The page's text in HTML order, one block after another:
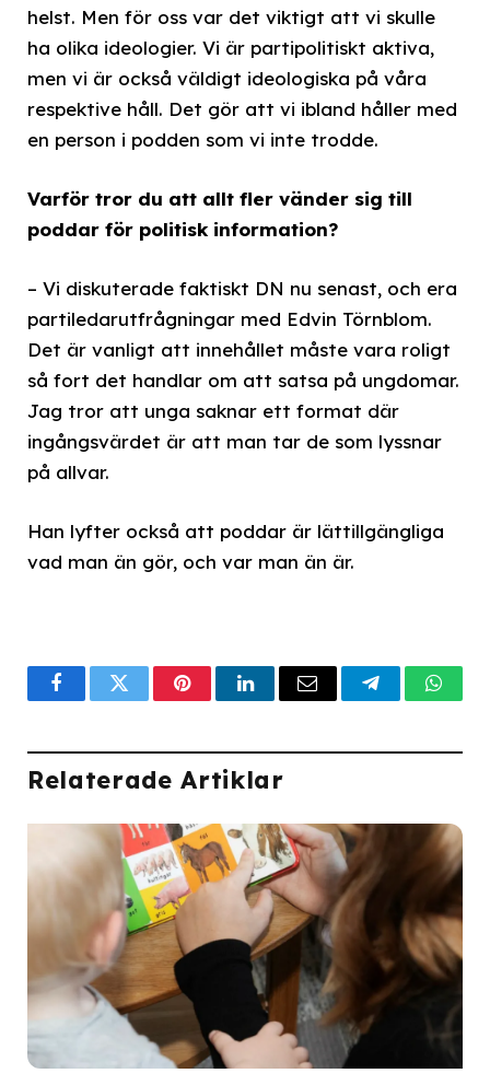
helst. Men för oss var det viktigt att vi skulle
ha olika ideologier. Vi är partipolitiskt aktiva,
men vi är också väldigt ideologiska på våra
respektive håll. Det gör att vi ibland håller med
en person i podden som vi inte trodde.
Varför tror du att allt fler vänder sig till
poddar för politisk information?
– Vi diskuterade faktiskt DN nu senast, och era
partiledarutfrågningar med Edvin Törnblom.
Det är vanligt att innehållet måste vara roligt
så fort det handlar om att satsa på ungdomar.
Jag tror att unga saknar ett format där
ingångsvärdet är att man tar de som lyssnar
på allvar.
Han lyfter också att poddar är lättillgängliga
vad man än gör, och var man än är.
FacebookTwitterPinterestLinkedInEmail Telegram
Relaterade Artiklar